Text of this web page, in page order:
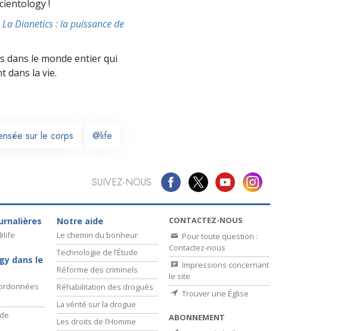
!
La Dianetics : la puissance de
dans le monde entier qui
dans la vie.
sur le corps @life
SUIVEZ-NOUS
dans le
Notre aide
Le chemin du bonheur
Technologie de l’Étude
Réforme des criminels
Réhabilitation des drogués
La vérité sur la drogue
Les droits de l’Homme
CONTACTEZ-NOUS
Pour toute question :
Contactez-nous
Impressions concernant
le site
Trouver une Église
ABONNEMENT